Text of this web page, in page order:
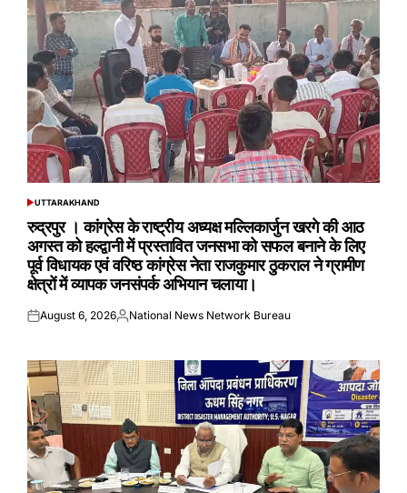
POSTED
UTTARAKHAND
रुद्रपुर । कांग्रेस के राष्ट्रीय अध्यक्ष मल्लिकार्जुन खरगे की आठ
अगस्त को हल्द्वानी में प्रस्तावित जनसभा को सफल बनाने के लिए
पूर्व विधायक एवं वरिष्ठ कांग्रेस नेता राजकुमार ठुकराल ने ग्रामीण
क्षेत्रों में व्यापक जनसंपर्क अभियान चलाया।
Posted
August 6, 2026Posted
National News Network Bureau